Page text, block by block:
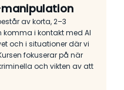
av korta, 2–3
komma i kontakt med AI
och i situationer där vi
fokuserar på när
och vikten av att